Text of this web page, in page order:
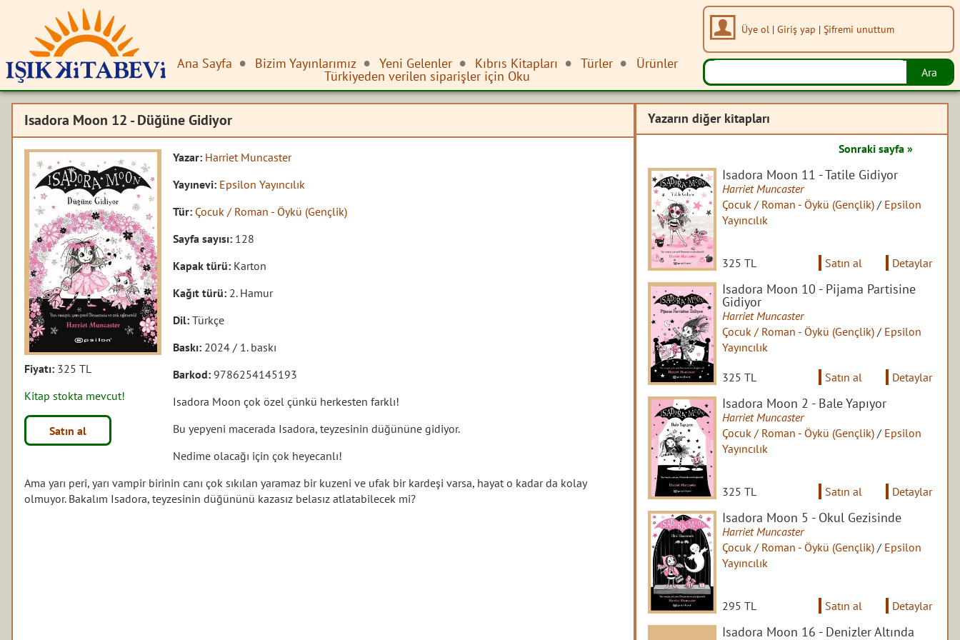
Ana Sayfa Bizim Yayınlarımız Yeni Gelenler Kıbrıs Kitapları Türler Ürünler
Türkiyeden verilen siparişler için Oku
Üye ol | Giriş yap | Şifremi unuttum
Isadora Moon 12 - Düğüne Gidiyor
Fiyatı: 325 TL
Kitap stokta mevcut!
Satın al
Yazar: Harriet Muncaster
Yayınevi: Epsilon Yayıncılık
Tür: Çocuk / Roman - Öykü (Gençlik)
Sayfa sayısı: 128
Kapak türü: Karton
Kağıt türü: 2. Hamur
Dil:Türkçe
Baskı: 2024 / 1. baskı
Barkod:9786254145193
Isadora Moon çok özel çünkü herkesten farklı!
Bu yepyeni macerada Isadora, teyzesinin düğününe gidiyor.
Nedime olacağı için çok heyecanlı!
Ama yarı peri, yarı vampir birinin canı çok sıkılan yaramaz bir kuzeni ve ufak bir kardeşi varsa, hayat o kadar da kolay
olmuyor. Bakalım Isadora, teyzesinin düğününü kazasız belasız atlatabilecek mi?
Yazarın diğer kitapları
Sonraki sayfa »
Isadora Moon 11 - Tatile Gidiyor
Harriet Muncaster
Çocuk / Roman - Öykü (Gençlik) / Epsilon
Yayıncılık
325 TL Satın al Detaylar
Isadora Moon 10 - Pijama Partisine
Gidiyor
Harriet Muncaster
Çocuk / Roman - Öykü (Gençlik) / Epsilon
Yayıncılık
325 TL Satın al Detaylar
Isadora Moon 2 - Bale Yapıyor
Harriet Muncaster
Çocuk / Roman - Öykü (Gençlik) / Epsilon
Yayıncılık
325 TL Satın al Detaylar
Isadora Moon 5 - Okul Gezisinde
Harriet Muncaster
Çocuk / Roman - Öykü (Gençlik) / Epsilon
Yayıncılık
295 TL Satın al Detaylar
Isadora Moon 16 - Denizler Altında